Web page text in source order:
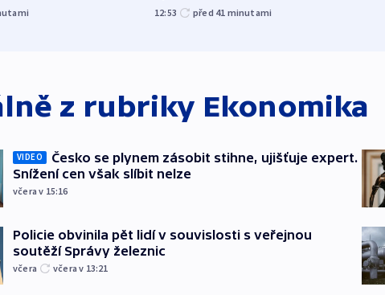
12:53 před 41 minutami
z rubriky Ekonomika
VIDEO
Česko se plynem zásobit stihne, ujišťuje expert.
Snížení cen však slíbit nelze
včera v 15:16
Policie obvinila pět lidí v souvislosti s veřejnou
soutěží Správy železnic
včera včera v 13:21